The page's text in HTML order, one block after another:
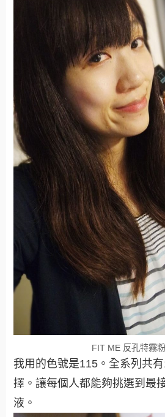
FIT ME 反孔特霧
我用的色號是115。全系列共
擇。讓每個人都能夠挑選到最
液。